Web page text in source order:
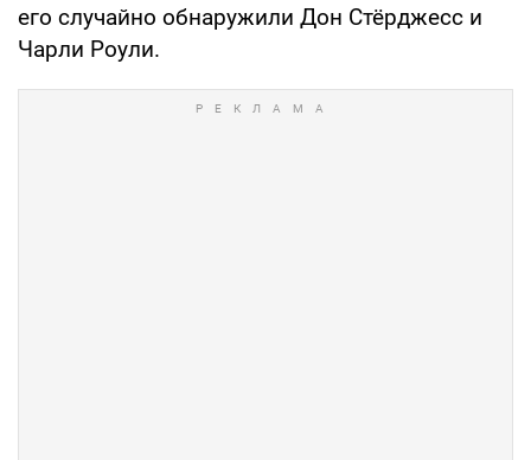
его случайно обнаружили Дон Стёрджесс и
Чарли Роули.